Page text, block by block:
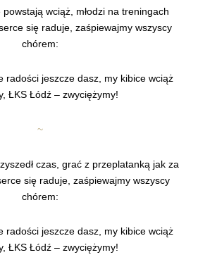
powstają wciąż, młodzi na treningach
się raduje, zaśpiewajmy wszyscy
chórem:
radości jeszcze dasz, my kibice wciąż
ŁKS Łódź – zwyciężymy!
~
czas, grać z przeplatanką jak za
się raduje, zaśpiewajmy wszyscy
chórem:
radości jeszcze dasz, my kibice wciąż
ŁKS Łódź – zwyciężymy!